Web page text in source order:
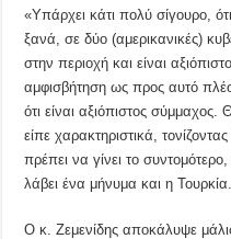
«Υπάρχει κάτι πολύ σίγουρο,
ξανά, σε δύο (αμερικανικές)
στην περιοχή και είναι
αμφισβήτηση ως προς αυτό
ότι είναι αξιόπιστος
είπε χαρακτηριστικά,
πρέπει να γίνει το
λάβει ένα μήνυμα και η Τουρκία.
Ο κ. Ζεμενίδης αποκάλυψε